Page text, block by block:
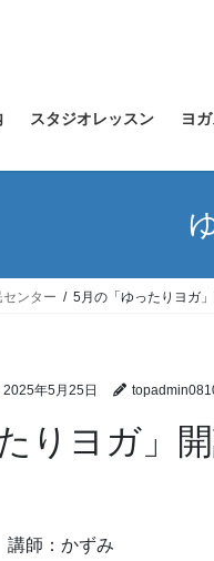
スタジオレッスン ヨ
ンター 5月の「ゆったりヨガ
2025年5月25日
りヨガ」開
師：かずみ